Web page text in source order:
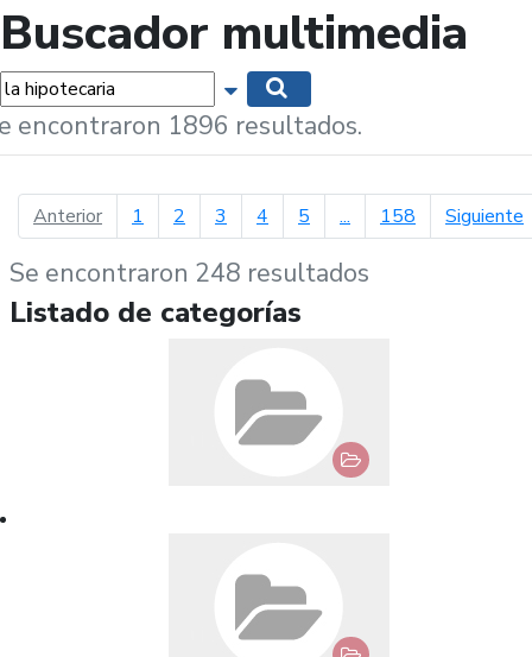
Buscador multimedia
Mostrar opciones de búsqueda
encontraron 1896 resultados.
Anteriorpágina anterior
1 2 3 4 5 ... 158 Siguiente
Se encontraron 248 resultados
Listado de categorías